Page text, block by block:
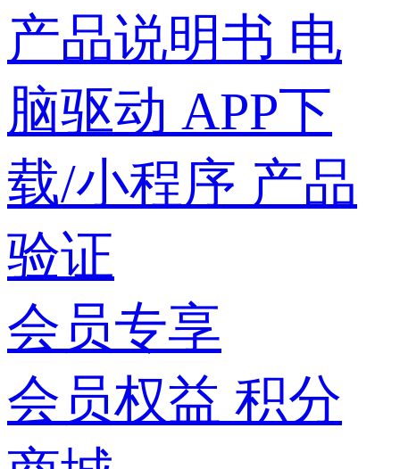
产品说明书 电
脑驱动 APP下
载/小程序 产品
验证
会员专享
会员权益 积分